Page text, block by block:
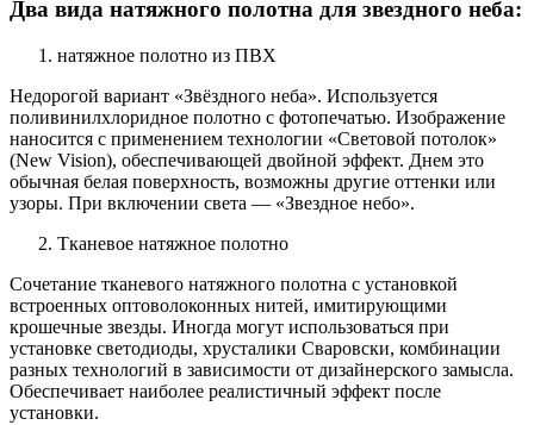
Два вида натяжного полотна для звездного неба:
натяжное полотно из ПВХ
Недорогой вариант «Звёздного неба». Используется
поливинилхлоридное полотно с фотопечатью. Изображение
наносится с применением технологии «Световой потолок»
(New Vision), обеспечивающей двойной эффект. Днем это
обычная белая поверхность, возможны другие оттенки или
узоры. При включении света — «Звездное небо».
Тканевое натяжное полотно
Сочетание тканевого натяжного полотна с установкой
встроенных оптоволоконных нитей, имитирующими
крошечные звезды. Иногда могут использоваться при
установке светодиоды, хрусталики Сваровски, комбинации
разных технологий в зависимости от дизайнерского замысла.
Обеспечивает наиболее реалистичный эффект после
установки.